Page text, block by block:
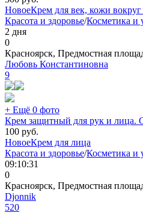
НовоеКрем для век, кожи вокруг
Красота и здоровье/Косметика и
2 дня
0
Красноярск, Предмостная
Любовь Константиновна
9
+ Ещё 0 фото
Крем защитный для рук и лица.
100 руб.
НовоеКрем для лица
Красота и здоровье/Косметика и
09:10:31
0
Красноярск, Предмостная
Djonnik
520